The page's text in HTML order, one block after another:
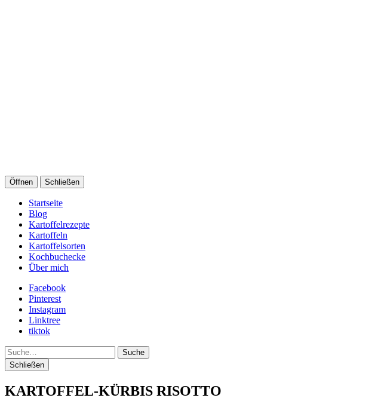
Öffnen Schließen
Startseite
Blog
Kartoffelrezepte
Kartoffeln
Kartoffelsorten
Kochbuchecke
Über mich
Facebook
Pinterest
Instagram
Linktree
tiktok
Suche
Schließen
KARTOFFEL-KÜRBIS RISOTTO